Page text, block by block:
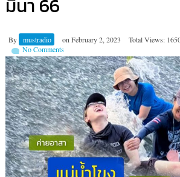
มีนา 66
By mustradio on February 2, 2023 Total Views:
No Comments